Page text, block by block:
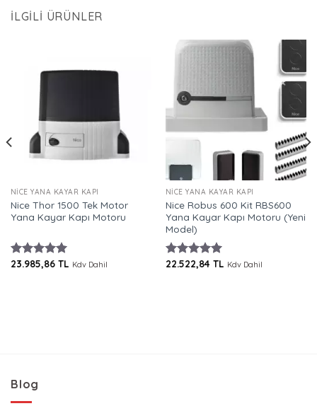
İLGILI ÜRÜNLER
NICE YANA KAYAR KAPI
Nice Thor 1500 Tek Motor
Yana Kayar Kapı Motoru
5 üzerinden
23.985,86 TL Kdv Dahil
NICE YANA KAYAR KAPI
Nice Robus 600 Kit RBS600
Yana Kayar Kapı Motoru (Yeni
Model)
5 üzerinden
22.522,84 TL Kdv Dahil
Blog